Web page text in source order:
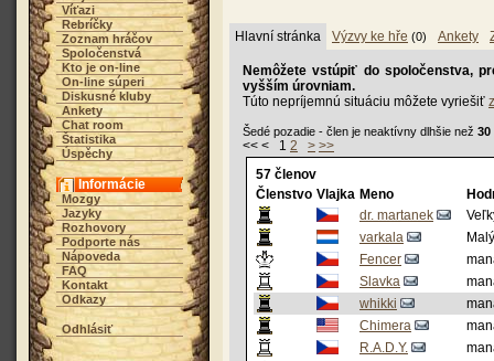
Víťazi
Rebríčky
Zoznam hráčov
Spoločenstvá
Kto je on-line
On-line súperi
Diskusné kluby
Ankety
Chat room
Štatistika
Úspěchy
Informácie
Mozgy
Jazyky
Rozhovory
Podporte nás
Nápoveda
FAQ
Kontakt
Odkazy
Odhlásiť
Hlavní stránka Výzvy ke hře (0) Ankety
Nemôžete vstúpiť do spoločenstva,
vyšším úrovniam.
Túto nepríjemnú situáciu môžete vyriešiť
Šedé pozadie - člen je neaktívny dlhšie než 30
<< < 1 2 > >>
57 členov
Členstvo Vlajka Meno
dr. martanek
varkala
Fencer
Slavka
whikki
Chimera
R.A.D.Y.